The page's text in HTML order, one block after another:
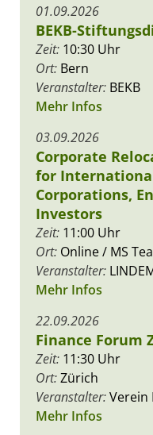
01.09.2026
BEKB-
Zeit: 10:30 Uhr
Ort: Bern
Veranstalter: BEKB
Mehr Infos
03.09.2026
Corporate
for
Corporations,
Investors
Zeit: 11:00 Uhr
Ort: Online / MS
Veranstalter:
Mehr Infos
22.09.2026
Finance Forum
Zeit: 11:30 Uhr
Ort:Zürich
Veranstalter:Verein
Mehr Infos